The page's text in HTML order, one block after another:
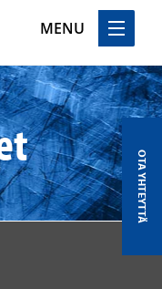
MENU
OTA YHTEYTTÄ